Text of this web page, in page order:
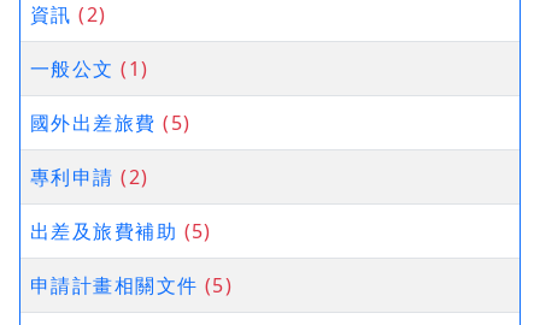
資訊 (2)
一般公文 (1)
國外出差旅費 (5)
專利申請 (2)
出差及旅費補助 (5)
申請計畫相關文件 (5)